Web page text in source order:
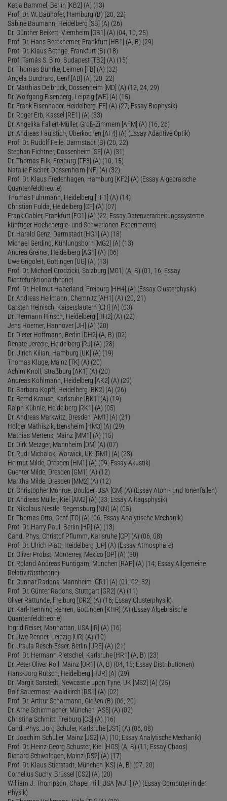
Katja Bammel, Berlin [KB2] (A) (13)
Prof. Dr. W. Bauhofer, Hamburg (B) (20, 22)
Sabine Baumann, Heidelberg [SB] (A) (26)
Dr. Günther Beikert, Viernheim [GB1] (A) (04, 10, 25)
Prof. Dr. Hans Berckhemer, Frankfurt [HB1] (A, B) (29)
Prof. Dr. Klaus Bethge, Frankfurt (B) (18)
Prof. Tamás S. Biró, Budapest [TB2] (A) (15)
Dr. Thomas Bührke, Leimen [TB] (A) (32)
Angela Burchard, Genf [AB] (A) (20, 22)
Dr. Matthias Delbrück, Dossenheim [MD] (A) (12, 24, 29)
Dr. Wolfgang Eisenberg, Leipzig [WE] (A) (15)
Dr. Frank Eisenhaber, Heidelberg [FE] (A) (27; Essay Biophysik)
Dr. Roger Erb, Kassel [RE1] (A) (33)
Dr. Angelika Fallert-Müller, Groß-Zimmern [AFM] (A) (16, 26)
Dr. Andreas Faulstich, Oberkochen [AF4] (A) (Essay Adaptive Optik)
Prof. Dr. Rudolf Feile, Darmstadt (B) (20, 22)
Stephan Fichtner, Dossenheim [SF] (A) (31)
Dr. Thomas Filk, Freiburg [TF3] (A) (10, 15)
Natalie Fischer, Dossenheim [NF] (A) (32)
Prof. Dr. Klaus Fredenhagen, Hamburg [KF2] (A) (Essay Algebraische
Quantenfeldtheorie)
Thomas Fuhrmann, Heidelberg [TF1] (A) (14)
Christian Fulda, Heidelberg [CF] (A) (07)
Frank Gabler, Frankfurt [FG1] (A) (22; Essay Datenverarbeitungssysteme
künftiger Hochenergie- und Schwerionen-Experimente)
Dr. Harald Genz, Darmstadt [HG1] (A) (18)
Michael Gerding, Kühlungsborn [MG2] (A) (13)
Andrea Greiner, Heidelberg [AG1] (A) (06)
Uwe Grigoleit, Göttingen [UG] (A) (13)
Prof. Dr. Michael Grodzicki, Salzburg [MG1] (A, B) (01, 16; Essay
Dichtefunktionaltheorie)
Prof. Dr. Hellmut Haberland, Freiburg [HH4] (A) (Essay Clusterphysik)
Dr. Andreas Heilmann, Chemnitz [AH1] (A) (20, 21)
Carsten Heinisch, Kaiserslautern [CH] (A) (03)
Dr. Hermann Hinsch, Heidelberg [HH2] (A) (22)
Jens Hoerner, Hannover [JH] (A) (20)
Dr. Dieter Hoffmann, Berlin [DH2] (A, B) (02)
Renate Jerecic, Heidelberg [RJ] (A) (28)
Dr. Ulrich Kilian, Hamburg [UK] (A) (19)
Thomas Kluge, Mainz [TK] (A) (20)
Achim Knoll, Straßburg [AK1] (A) (20)
Andreas Kohlmann, Heidelberg [AK2] (A) (29)
Dr. Barbara Kopff, Heidelberg [BK2] (A) (26)
Dr. Bernd Krause, Karlsruhe [BK1] (A) (19)
Ralph Kühnle, Heidelberg [RK1] (A) (05)
Dr. Andreas Markwitz, Dresden [AM1] (A) (21)
Holger Mathiszik, Bensheim [HM3] (A) (29)
Mathias Mertens, Mainz [MM1] (A) (15)
Dr. Dirk Metzger, Mannheim [DM] (A) (07)
Dr. Rudi Michalak, Warwick, UK [RM1] (A) (23)
Helmut Milde, Dresden [HM1] (A) (09; Essay Akustik)
Guenter Milde, Dresden [GM1] (A) (12)
Maritha Milde, Dresden [MM2] (A) (12)
Dr. Christopher Monroe, Boulder, USA [CM] (A) (Essay Atom- und Ionenfallen)
Dr. Andreas Müller, Kiel [AM2] (A) (33; Essay Alltagsphysik)
Dr. Nikolaus Nestle, Regensburg [NN] (A) (05)
Dr. Thomas Otto, Genf [TO] (A) (06; Essay Analytische Mechanik)
Prof. Dr. Harry Paul, Berlin [HP] (A) (13)
Cand. Phys. Christof Pflumm, Karlsruhe [CP] (A) (06, 08)
Prof. Dr. Ulrich Platt, Heidelberg [UP] (A) (Essay Atmosphäre)
Dr. Oliver Probst, Monterrey, Mexico [OP] (A) (30)
Dr. Roland Andreas Puntigam, München [RAP] (A) (14; Essay Allgemeine
Relativitätstheorie)
Dr. Gunnar Radons, Mannheim [GR1] (A) (01, 02, 32)
Prof. Dr. Günter Radons, Stuttgart [GR2] (A) (11)
Oliver Rattunde, Freiburg [OR2] (A) (16; Essay Clusterphysik)
Dr. Karl-Henning Rehren, Göttingen [KHR] (A) (Essay Algebraische
Quantenfeldtheorie)
Ingrid Reiser, Manhattan, USA [IR] (A) (16)
Dr. Uwe Renner, Leipzig [UR] (A) (10)
Dr. Ursula Resch-Esser, Berlin [URE] (A) (21)
Prof. Dr. Hermann Rietschel, Karlsruhe [HR1] (A, B) (23)
Dr. Peter Oliver Roll, Mainz [OR1] (A, B) (04, 15; Essay Distributionen)
Hans-Jörg Rutsch, Heidelberg [HJR] (A) (29)
Dr. Margit Sarstedt, Newcastle upon Tyne, UK [MS2] (A) (25)
Rolf Sauermost, Waldkirch [RS1] (A) (02)
Prof. Dr. Arthur Scharmann, Gießen (B) (06, 20)
Dr. Arne Schirrmacher, München [AS5] (A) (02)
Christina Schmitt, Freiburg [CS] (A) (16)
Cand. Phys. Jörg Schuler, Karlsruhe [JS1] (A) (06, 08)
Dr. Joachim Schüller, Mainz [JS2] (A) (10; Essay Analytische Mechanik)
Prof. Dr. Heinz-Georg Schuster, Kiel [HGS] (A, B) (11; Essay Chaos)
Richard Schwalbach, Mainz [RS2] (A) (17)
Prof. Dr. Klaus Stierstadt, München [KS] (A, B) (07, 20)
Cornelius Suchy, Brüssel [CS2] (A) (20)
William J. Thompson, Chapel Hill, USA [WJT] (A) (Essay Computer in der
Physik)